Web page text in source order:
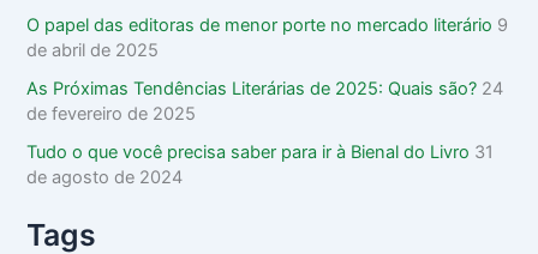
O papel das editoras de menor porte no mercado literário 9
de abril de 2025
As Próximas Tendências Literárias de 2025: Quais são? 24
de fevereiro de 2025
Tudo o que você precisa saber para ir à Bienal do Livro 31
de agosto de 2024
Tags